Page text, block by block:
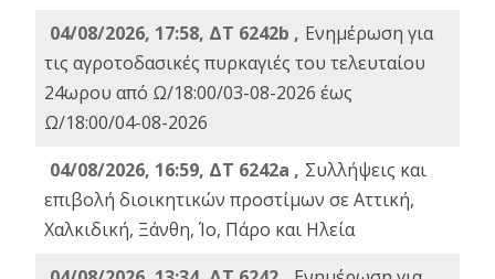
04/08/2026, 17:58, ΔΤ 6242b , Ενημέρωση για
τις αγροτοδασικές πυρκαγιές του τελευταίου
24ωρου από Ω/18:00/03-08-2026 έως
Ω/18:00/04-08-2026
04/08/2026, 16:59, ΔΤ 6242a , Συλλήψεις και
επιβολή διοικητικών προστίμων σε Αττική,
Χαλκιδική, Ξάνθη, Ίο, Πάρο και Ηλεία